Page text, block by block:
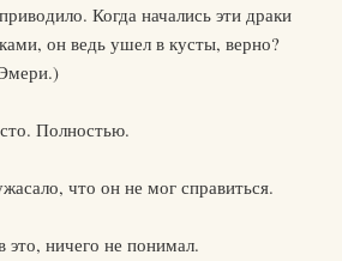
Когда начались эти драки
он ведь ушел в кусты, верно?
Полностью.
что он не мог справиться.
ничего не понимал.